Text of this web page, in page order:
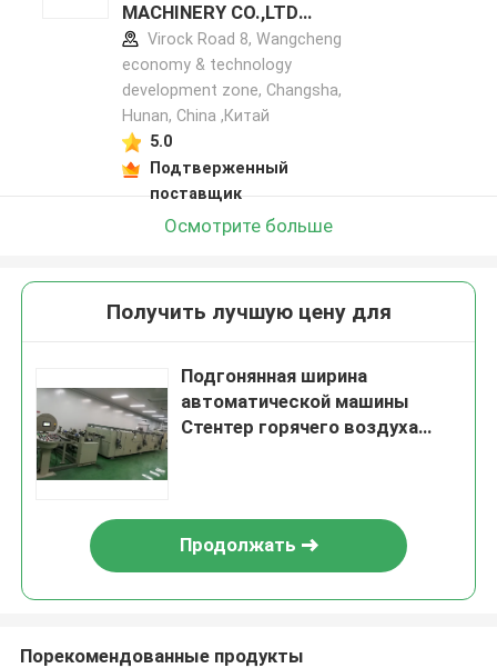
MACHINERY CO.,LTD
профиль производителя
Virock Road 8, Wangcheng
economy & technology
development zone, Changsha,
Hunan, China ,Китай
5.0
Подтверженный
поставщик
Осмотрите больше
Получить лучшую цену для
Подгонянная ширина
автоматической машины
Стентер горячего воздуха
Продолжать
Порекомендованные продукты